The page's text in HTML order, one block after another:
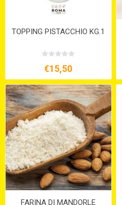
TOPPING PISTACCHIO KG.1
€15,50
FARINA DI MANDORLE